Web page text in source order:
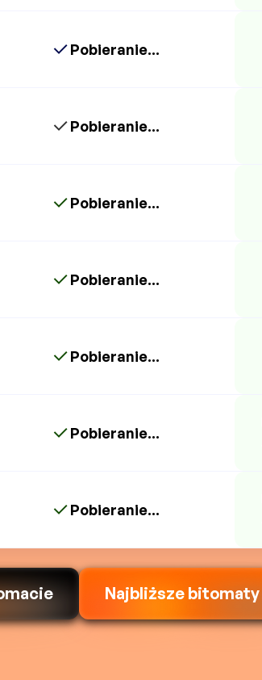
Pobieranie...
Pobieranie...
Pobieranie...
Pobieranie...
Pobieranie...
Pobieranie...
Pobieranie...
Najbliższe bitomaty